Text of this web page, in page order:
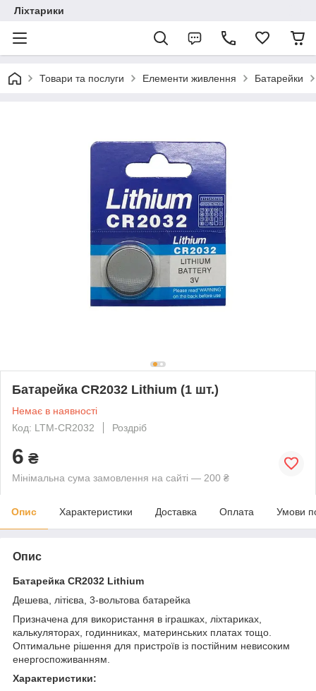
Ліхтарики
Товари та послуги Елементи живлення Батарейки
Батарейка CR2032 Lithium (1 шт.)
Немає в наявності
Код: LTM-CR2032
Роздріб
6 ₴
Мінімальна сума замовлення на сайті — 200 ₴
Опис Характеристики Доставка Оплата Умови
Опис
Батарейка CR2032 Lithium
Дешева, літієва, 3-вольтова батарейка
Призначена для використання в іграшках, ліхтариках,
калькуляторах, годинниках, материнських платах тощо.
Оптимальне рішення для пристроїв із постійним невисоким
енергоспоживанням.
Характеристики: